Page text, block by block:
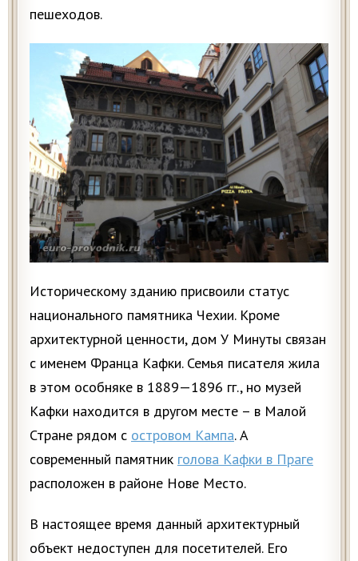
пешеходов.
Историческому зданию присвоили статус
национального памятника Чехии. Кроме
архитектурной ценности, дом У Минуты связан
с именем Франца Кафки. Семья писателя жила
в этом особняке в 1889—1896 гг., но музей
Кафки находится в другом месте – в Малой
Стране рядом с островом Кампа. А
современный памятник голова Кафки в Праге
расположен в районе Нове Место.
В настоящее время данный архитектурный
объект недоступен для посетителей. Его